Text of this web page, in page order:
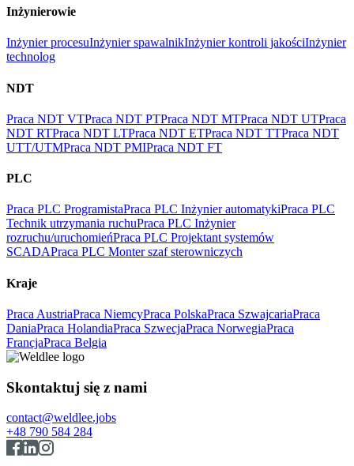
Inżynierowie
Inżynier procesuInżynier spawalnikInżynier kontroli jakościInżynier
technolog
NDT
Praca NDT VTPraca NDT PTPraca NDT MTPraca NDT UTPraca
NDT RTPraca NDT LTPraca NDT ETPraca NDT TTPraca NDT
UTT/UTMPraca NDT PMIPraca NDT FT
PLC
Praca PLC ProgramistaPraca PLC Inżynier automatykiPraca PLC
Technik utrzymania ruchuPraca PLC Inżynier
rozruchu/uruchomieńPraca PLC Projektant systemów
SCADAPraca PLC Monter szaf sterowniczych
Kraje
Praca AustriaPraca NiemcyPraca PolskaPraca SzwajcariaPraca
DaniaPraca HolandiaPraca SzwecjaPraca NorwegiaPraca
FrancjaPraca Belgia
Skontaktuj się z nami
contact@weldlee.jobs
+48 790 584 284